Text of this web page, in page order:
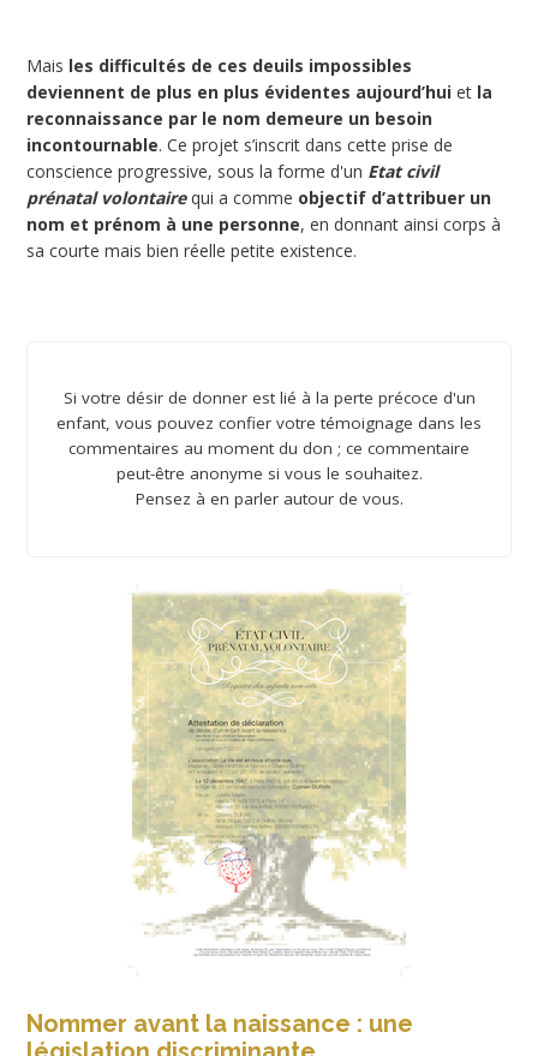
Mais les difficultés de ces deuils impossibles
deviennent de plus en plus évidentes aujourd’hui et la
reconnaissance par le nom demeure un besoin
incontournable. Ce projet s’inscrit dans cette prise de
conscience progressive, sous la forme d'un Etat civil
prénatal volontairequi a comme objectif d’attribuer un
nom et prénom à une personne, en donnant ainsi corps à
sa courte mais bien réelle petite existence.
Si votre désir de donner est lié à la perte précoce d'un
enfant, vous pouvez confier votre témoignage dans les
commentaires au moment du don ; ce commentaire
peut-être anonyme si vous le souhaitez.
Pensez à en parler autour de vous.
Nommer avant la naissance : une